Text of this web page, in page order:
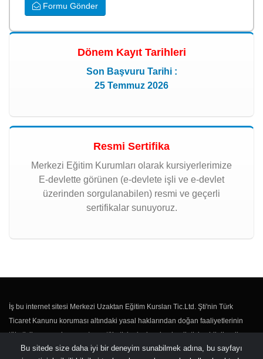
Formu Gönder
Dönem Kayıt Tarihleri
Son Başvuru Tarihi :
25 Temmuz 2026
Resmi Sertifika
Merkezi Eğitim Kurumları olarak kursiyerlerimize
E-devlette görünen (e-devlete işli ve e-devlet
üzerinden sorgulanabilen) resmi ve geçerli
sertifikalar sunuyoruz.
İş bu internet sitesi Merkezi Uzaktan Eğitim Kursları Tic.Ltd. Şti'nin Türk
Ticaret Kanunu koruması altındaki yasal haklarından doğan faaliyetlerinin
tüketicilere sunulması ve/veya tüketici adaylarıyla olan iletişim, bilgilendirme
vs. faaliyetleri için kullanılmaktadır.
Bu sitede size daha iyi bir deneyim sunabilmek adına, bu sayfayı